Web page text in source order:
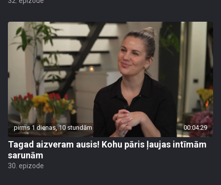
pirms 1 dienas, 10 stundām 00:04:29
Tagad aizveram ausis! Kohu pāris ļaujas intīmām
sarunām
30. epizode